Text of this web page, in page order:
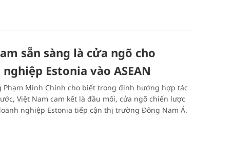
sẵn sàng là cửa ngõ cho
Estonia vào ASEAN
Phạm Minh Chính cho biết trong định hướng hợp tác
Việt Nam cam kết là đầu mối, cửa ngõ chiến lược
nghiệp Estonia tiếp cận thị trường Đông Nam Á.